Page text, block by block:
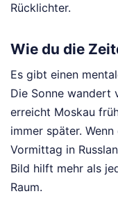
Rücklichter.
Wie du die
Es gibt einen
Die Sonne wandert
erreicht Moskau
immer später.
Vormittag in
Bild hilft mehr als
Raum.